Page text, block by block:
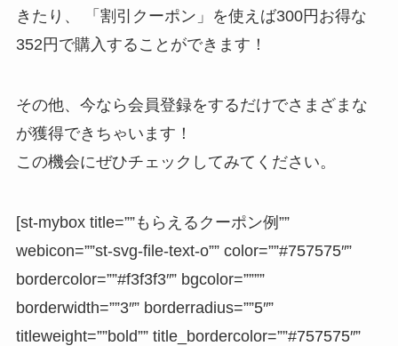
きたり、 「 割引クーポン 」を使えば300円お得な
352円 で購入することができます！
その他、今なら会員登録をするだけでさまざまな
が獲得できちゃいます！
この機会にぜひチェックしてみてください。
[st-mybox title=””もらえるクーポン例””
webicon=””st-svg-file-text-o”” color=””#757575″”
bordercolor=””#f3f3f3″” bgcolor=””””
borderwidth=””3″” borderradius=””5″”
titleweight=””bold”” title_bordercolor=””#757575″”